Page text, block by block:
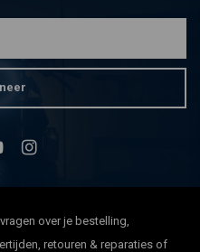
over je bestelling,
retouren & reparaties of